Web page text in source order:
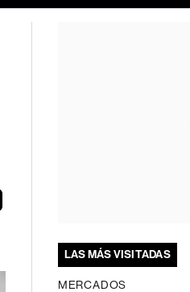
LAS MÁS VISITADAS
MERCADOS